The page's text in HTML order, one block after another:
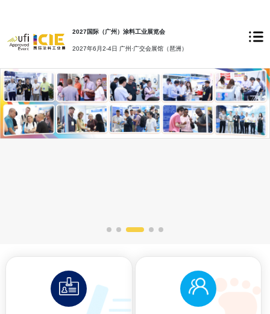
2027国际（广州）涂料工业展览会
2027年6月2-4日 广州·广交会展馆（琶洲）